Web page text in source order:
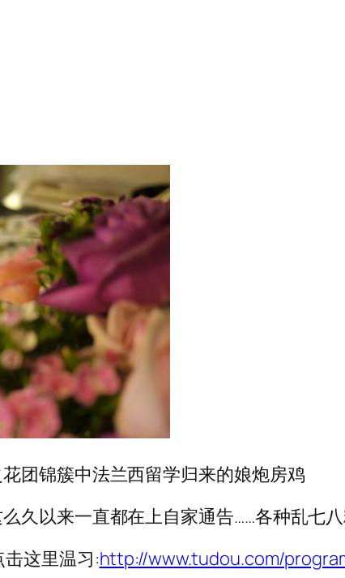
团锦簇中法兰西留学归来的娘炮房鸡
久以来一直都在上自家通告……各种乱七八
这里温习:http://www.tudou.com/